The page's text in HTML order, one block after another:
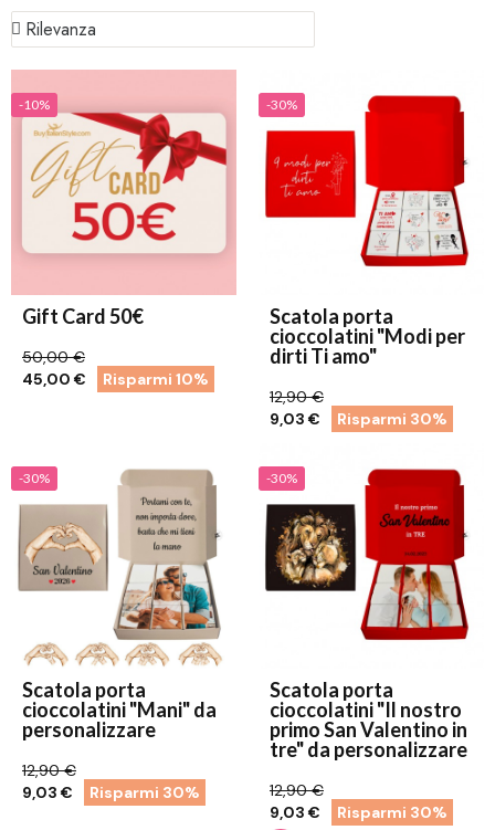
-10%
Gift Card 50€
50,00 €
45,00 €
Risparmi 10%
-30%
Scatola porta
cioccolatini "Modi per
dirti Ti amo"
12,90 €
9,03 €
Risparmi 30%
-30%
Scatola porta
cioccolatini "Mani" da
personalizzare
12,90 €
9,03 €
Risparmi 30%
-30%
Scatola porta
cioccolatini "Il nostro
primo San Valentino in
tre" da personalizzare
12,90 €
9,03 €
Risparmi 30%